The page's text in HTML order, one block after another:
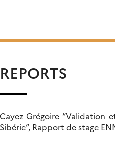
REPORTS
Cayez Grégoire “Validation
Sibérie”, Rapport de stage